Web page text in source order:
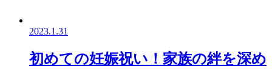
2023.1.31
初めての妊娠祝い！家族の絆を深め